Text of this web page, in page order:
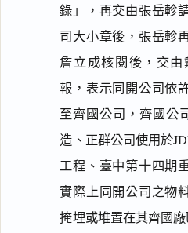
錄」，再交由張岳軫
司大小章後，張岳軫
詹立成核閱後，交
報，表示同開公司依
至齊國公司，齊國公
造、正群公司使用於
工程、臺中第十四期
實際上同開公司之物
掩埋或堆置在其齊國